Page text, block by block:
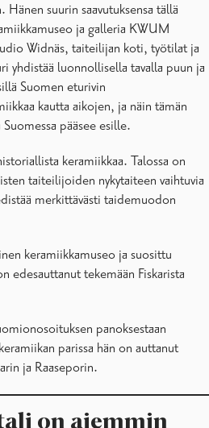
suurin saavutuksensa tällä
ja galleria KWUM
Widnäs, taiteilijan koti, työtilat ja
yhdistää luonnollisella tavalla puun ja
Suomen eturivin
kautta aikojen, ja näin tämän
pääsee esille.
keramiikkaa. Talossa on
taiteilijoiden nykytaiteen vaihtuvia
merkittävästi taidemuodon
keramiikkamuseo ja suosittu
edesauttanut tekemään Fiskarista
panoksestaan
parissa hän on auttanut
ja Raaseporin.
on aiemmin